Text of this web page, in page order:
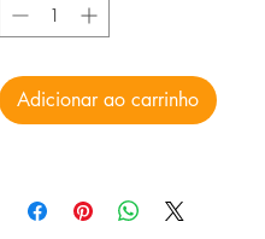
Adicionar ao carrinho